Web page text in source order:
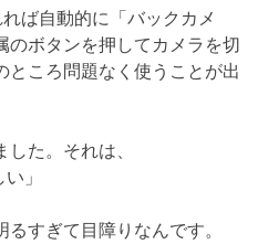
ば自動的に「バックカメ
のボタンを押してカメラを切
ところ問題なく使うことが出
た。それは、
」
すぎて目障りなんです。